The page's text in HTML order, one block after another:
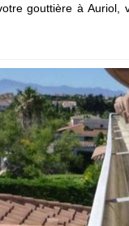
gouttière à Auriol,